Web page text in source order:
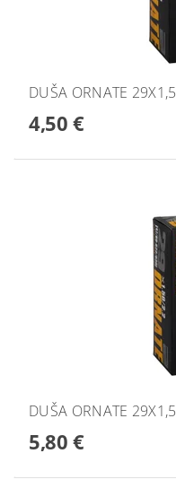
DUŠA ORNATE
4,50 €
DUŠA ORNATE
5,80 €